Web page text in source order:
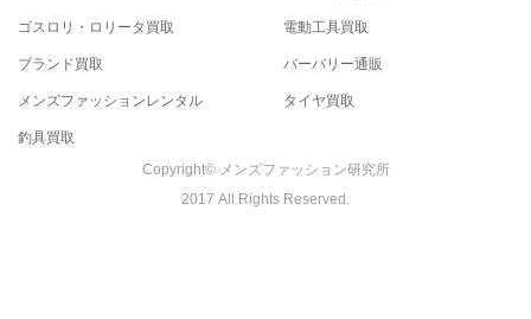
ゴスロリ・ロリータ買取 電動工具買取
ブランド買取 バーバリー通販
メンズファッションレンタル タイヤ買取
釣具買取
Copyright© メンズファッション研究所
2017 All Rights Reserved.